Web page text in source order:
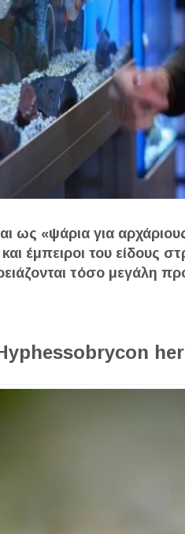
ως «ψάρια για
έμπειροι του είδους
τόσο μεγάλη